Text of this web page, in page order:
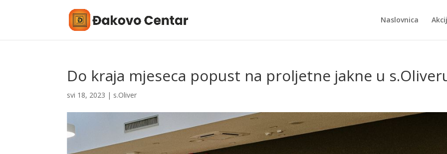
Naslovnica
Do kraja mjeseca popust na proljetne jakne u
svi 18, 2023 | s.Oliver